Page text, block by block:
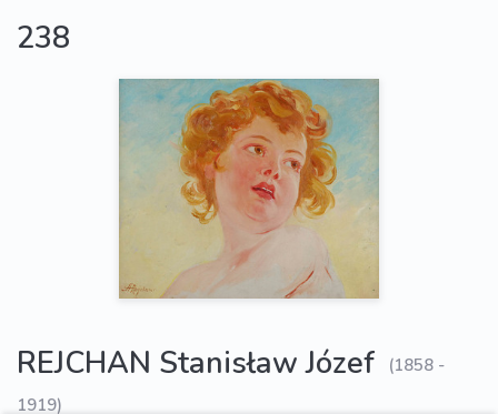
238
REJCHAN Stanisław Józef
(1858 -
1919)